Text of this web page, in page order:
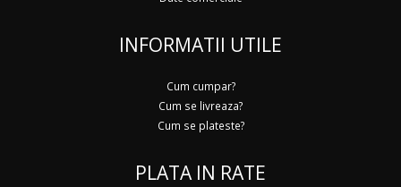
INFORMATII UTILE
Cum cumpar?
Cum se livreaza?
Cum se plateste?
PLATA IN RATE